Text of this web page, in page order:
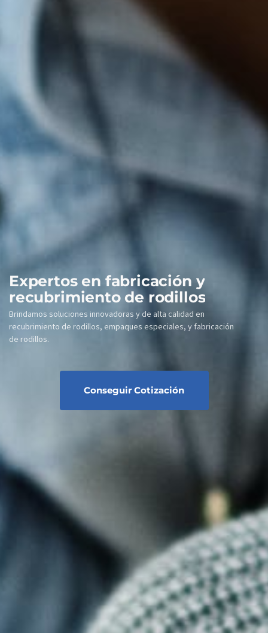
Expertos en fabricación y
recubrimiento de rodillos
Brindamos soluciones innovadoras y de alta calidad en
recubrimiento de rodillos, empaques especiales, y fabricación
de rodillos.
Conseguir Cotización